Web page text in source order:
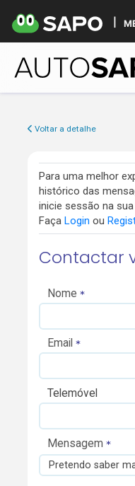
Voltar a detalhe
Para uma melhor
histórico das
inicie sessão na
Faça Login ou
Contactar
Nome
Email
Telemóvel
Mensagem
Pretendo saber